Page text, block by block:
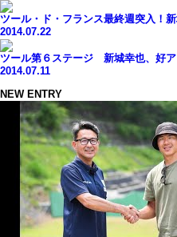
ツール・ド・フランス最終週突入！
2014.07.22
ツール第６ステージ 新城幸也、好
2014.07.11
NEW ENTRY